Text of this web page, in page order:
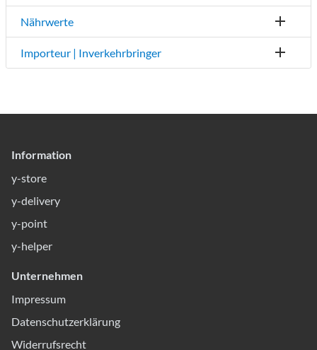
Nährwerte
Importeur | Inverkehrbringer
Information
y-store
y-delivery
y-point
y-helper
Unternehmen
Impressum
Datenschutzerklärung
Widerrufsrecht